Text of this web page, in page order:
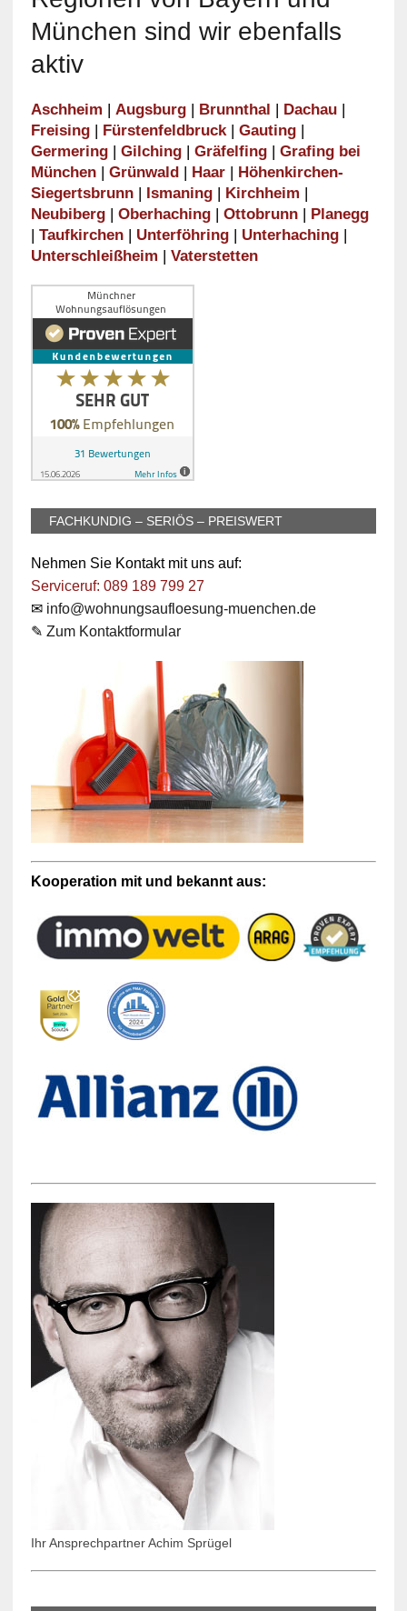
München sind wir ebenfalls
aktiv
Aschheim Augsburg| Brunnthal Dachau|
Freising| Fürstenfeldbruck| Gauting|
Germering| Gilching| Gräfelfing| Grafing bei
München| Grünwald Haar|
Höhenkirchen-
Siegertsbrunn| Ismaning| Kirchheim
Neubiberg| Oberhaching| Ottobrunn|
Planegg
Taufkirchen| Unterföhring| Unterhaching|
Unterschleißheim
Vaterstetten
FACHKUNDIG – SERIÖS – PREISWERT
Nehmen Sie Kontakt mit uns auf:
Serviceruf: 089 189 799 27
✉ info@wohnungsaufloesung-muenchen.de
✎ Zum Kontaktformular
Kooperation mit und bekannt aus:
Ihr Ansprechpartner Achim Sprügel